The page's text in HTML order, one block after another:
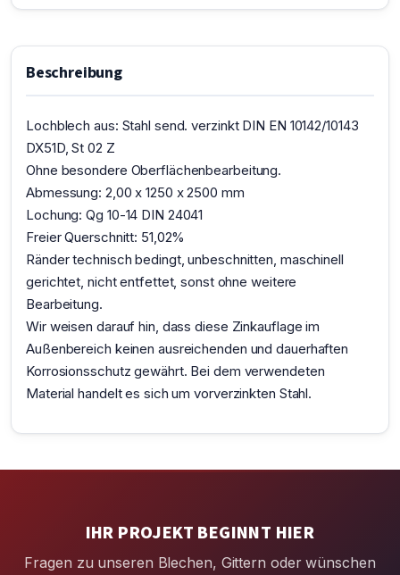
Beschreibung
Lochblech aus: Stahl send. verzinkt DIN EN 10142/10143
DX51D, St 02 Z
Ohne besondere Oberflächenbearbeitung.
Abmessung: 2,00 x 1250 x 2500 mm
Lochung: Qg 10-14 DIN 24041
Freier Querschnitt: 51,02%
Ränder technisch bedingt, unbeschnitten, maschinell
gerichtet, nicht entfettet, sonst ohne weitere
Bearbeitung.
Wir weisen darauf hin, dass diese Zinkauflage im
Außenbereich keinen ausreichenden und dauerhaften
Korrosionsschutz gewährt. Bei dem verwendeten
Material handelt es sich um vorverzinkten Stahl.
IHR PROJEKT BEGINNT HIER
Fragen zu unseren Blechen, Gittern oder wünschen